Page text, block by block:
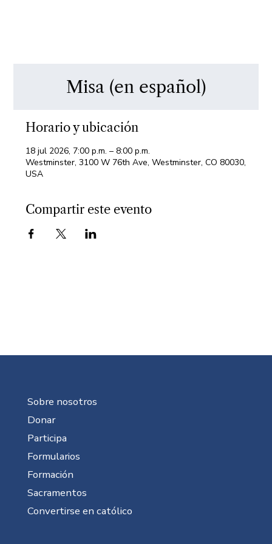
Misa (en español)
Horario y ubicación
18 jul 2026, 7:00 p.m. – 8:00 p.m.
Westminster, 3100 W 76th Ave, Westminster, CO 80030,
USA
Compartir este evento
Sobre nosotros
Donar
Participa
Formularios
Formación
Sacramentos
Convertirse en católico